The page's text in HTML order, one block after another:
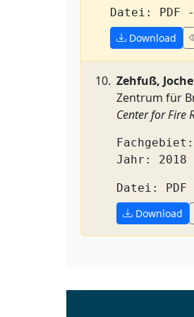
Datei: PDF
Download
Zehfuß,
Zentrum für
Center for Fire
Jahr: 2018
Datei: PDF
Download